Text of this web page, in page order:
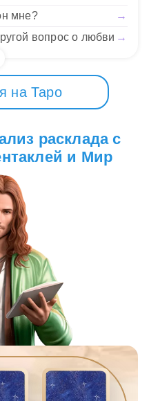
мне?
→
вопрос о любви →
на Таро
расклада с
и Мир